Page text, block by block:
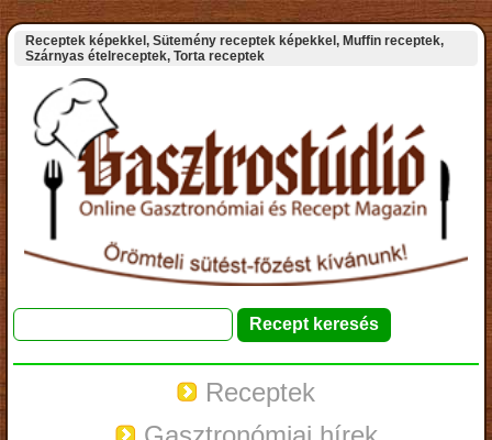
Receptek képekkel, Sütemény receptek képekkel, Muffin receptek,
Szárnyas ételreceptek, Torta receptek
Receptek